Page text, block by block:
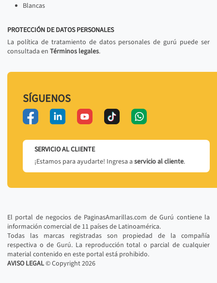
Blancas
PROTECCIÓN DE DATOS PERSONALES
La política de tratamiento de datos personales de gurú puede ser
consultada en Términos legales.
SÍGUENOS
SERVICIO AL CLIENTE
¡Estamos para ayudarte! Ingresa a servicio al cliente.
El portal de negocios de PaginasAmarillas.com de Gurú contiene la
información comercial de 11 países de Latinoamérica.
Todas las marcas registradas son propiedad de la compañía
respectiva o de Gurú. La reproducción total o parcial de cualquier
material contenido en este portal está prohibido.
AVISO LEGAL© Copyright2026